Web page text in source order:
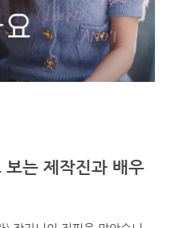
는 제작진과 배우